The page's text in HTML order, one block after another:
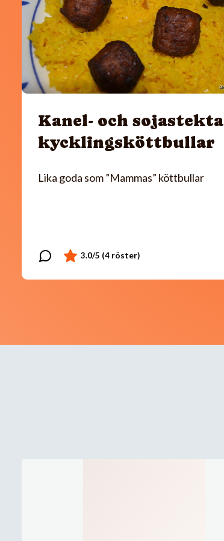
Kanel- och sojastekta
kycklingsköttbullar
Lika goda som ”Mammas” köttbullar